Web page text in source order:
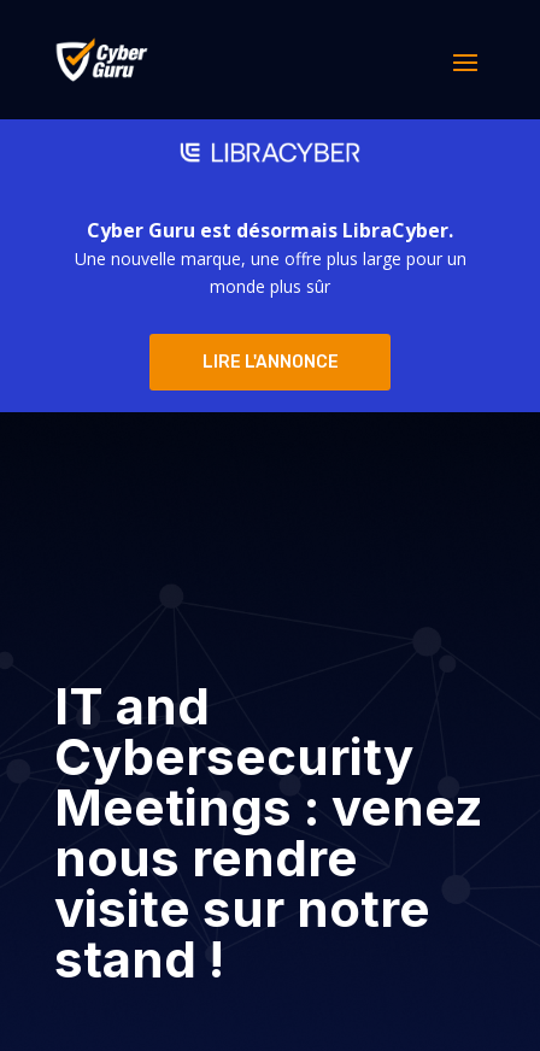
Cyber Guru est désormais LibraCyber.
Une nouvelle marque, une offre plus large pour un
monde plus sûr
LIRE L'ANNONCE
IT and
Cybersecurity
Meetings : venez
nous rendre
visite sur notre
stand !